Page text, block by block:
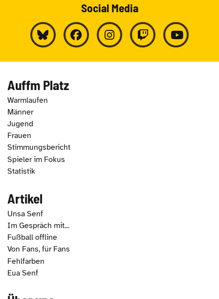
Social Media
Auffm Platz
Warmlaufen
Männer
Jugend
Frauen
Stimmungsbericht
Spieler im Fokus
Statistik
Artikel
Unsa Senf
Im Gespräch mit...
Fußball offline
Von Fans, für Fans
Fehlfarben
Eua Senf